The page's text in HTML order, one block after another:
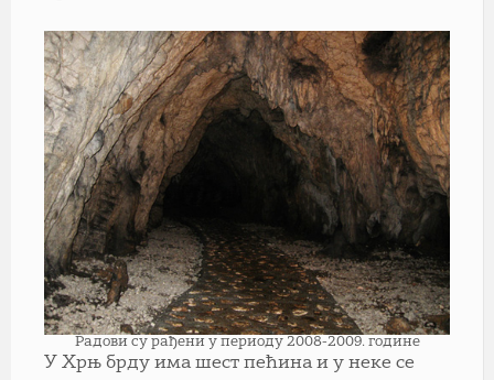
Радови су рађени у периоду 2008-2009. године
У Хрњ брду има шест пећина и у неке се